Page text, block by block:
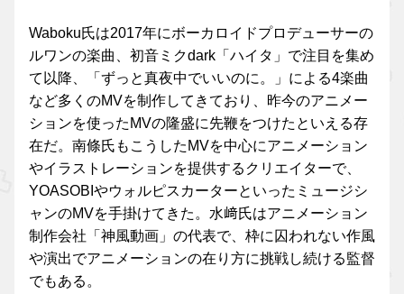
Waboku氏は2017年にボーカロイドプロデューサーの
ルワンの楽曲、初音ミクdark「ハイタ」で注目を集め
て以降、「ずっと真夜中でいいのに。」による4楽曲
など多くのMVを制作してきており、昨今のアニメー
ションを使ったMVの隆盛に先鞭をつけたといえる存
在だ。南條氏もこうしたMVを中心にアニメーション
やイラストレーションを提供するクリエイターで、
YOASOBIやウォルピスカーターといったミュージシ
ャンのMVを手掛けてきた。水﨑氏はアニメーション
制作会社「神風動画」の代表で、枠に囚われない作風
や演出でアニメーションの在り方に挑戦し続ける監督
でもある。